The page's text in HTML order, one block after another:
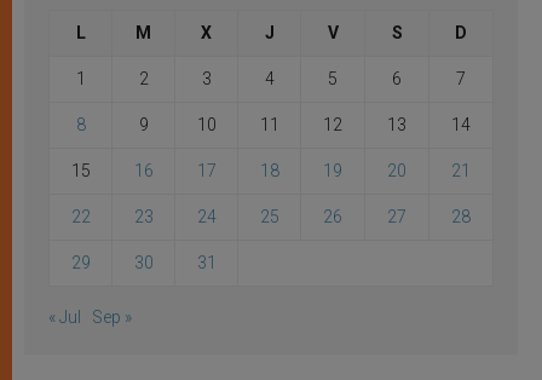
L M X J V S D
1 2 3 4 5 6 7
8 9 10 11 12 13 14
15 16 17 18 19 20 21
22 23 24 25 26 27 28
29 30 31
« Jul Sep »